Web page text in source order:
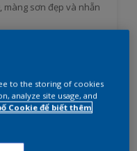
màng sơn đẹp và nhẵn
to the storing of cookies
analyze site usage, and
Cookie để biết thêm